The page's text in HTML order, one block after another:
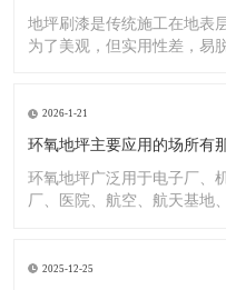
地坪刷漆是传统施工在地表
为了美观，但实用性差，易
2026-1-21
环氧地坪主要应用的场所有
环氧地坪广泛用于电子厂、
厂、医院、航空、航天基地
2025-12-25